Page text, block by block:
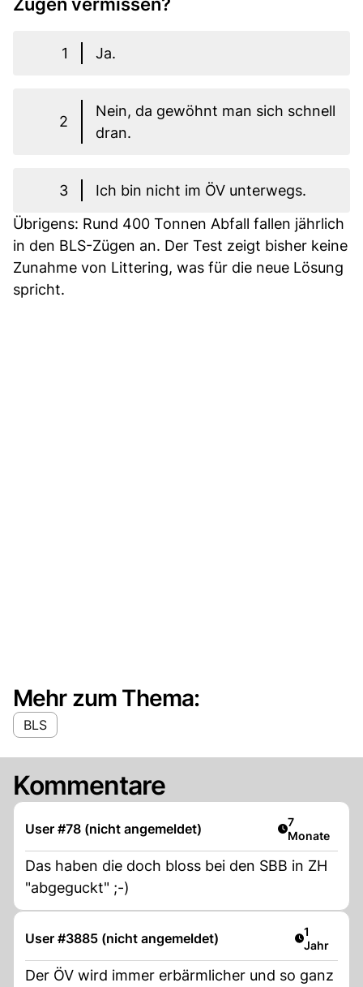
1 Ja.
2
Nein, da gewöhnt man sich schnell
dran.
3
Ich bin nicht im ÖV unterwegs.
Übrigens: Rund 400 Tonnen Abfall fallen jährlich
in den BLS-Zügen an. Der Test zeigt bisher keine
Zunahme von Littering, was für die neue Lösung
spricht.
Mehr zum Thema:
BLS
Kommentare
User #78 (nicht angemeldet) Artikel
7
Monate
Das haben die doch bloss bei den SBB in ZH
"abgeguckt" ;-)
User #3885 (nicht angemeldet) Artikel
1
Jahr
Der ÖV wird immer erbärmlicher und so ganz